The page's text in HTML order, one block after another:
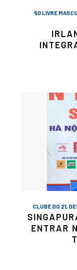
50 LIVRE
CLUBE DO 21,
ENTRAR